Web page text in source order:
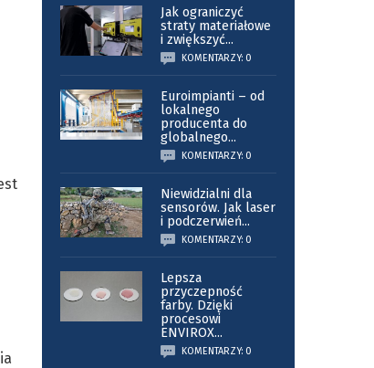
Jak ograniczyć
straty materiałowe
i zwiększyć...
KOMENTARZY: 0
Euroimpianti – od
lokalnego
producenta do
globalnego...
KOMENTARZY: 0
Niewidzialni dla
sensorów. Jak laser
i podczerwień...
KOMENTARZY: 0
Lepsza
przyczepność
farby. Dzięki
procesowi
ENVIROX...
KOMENTARZY: 0